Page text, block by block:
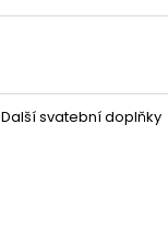
Další svatební doplňky